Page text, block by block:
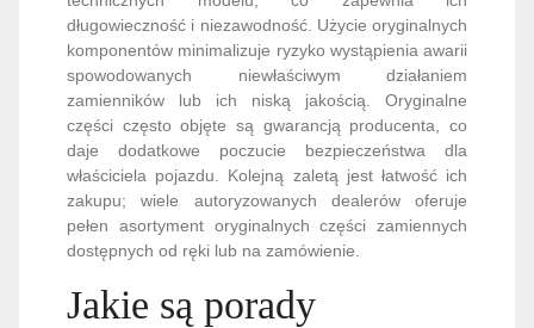
długowieczność i niezawodność. Użycie oryginalnych
komponentów minimalizuje ryzyko wystąpienia awarii
spowodowanych niewłaściwym działaniem
zamienników lub ich niską jakością. Oryginalne
części często objęte są gwarancją producenta, co
daje dodatkowe poczucie bezpieczeństwa dla
właściciela pojazdu. Kolejną zaletą jest łatwość ich
zakupu; wiele autoryzowanych dealerów oferuje
pełen asortyment oryginalnych części zamiennych
dostępnych od ręki lub na zamówienie.
Jakie są porady